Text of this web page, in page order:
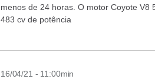
menos de 24 horas. O motor Coyote V8
483 cv de potência
16/04/21 - 11:00min